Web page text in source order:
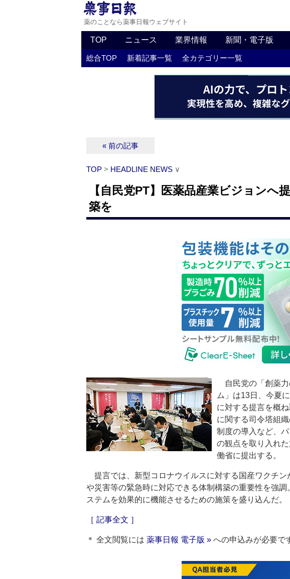
薬のことなら薬事日報ウェブサイト
TOP ニュース 業界情報 新聞・電子版
総合TOP 新着記事一覧 全カテゴリー一覧
« 前の記事
TOP > HEADLINE NEWS ∨
【自民党PT】医薬品産業ビジョンへ
築を
自民党の「創薬力
ム」は13日、今夏
に対する提言を概
に関する司令塔組
制度の導入など、
の観点を取り入れ
働省に提出する。
提言では、新型コロナウイルスに対する国産ワクチン
や災害等の緊急時に対応できる体制構築の重要性を強
ステムを効果的に機能させるための施策を盛り込んだ。
［ 記事全文 ］
＊ 全文閲覧には 薬事日報 電子版 » への申込みが必要で